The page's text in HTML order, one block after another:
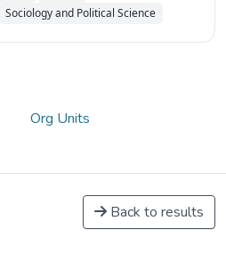
Sociology and Political Science
Org Units
Back to results